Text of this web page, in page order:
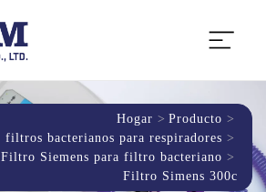
Hogar
Producto
filtros bacterianos para respiradores
Filtro Siemens para filtro bacteriano
Filtro Simens 300c